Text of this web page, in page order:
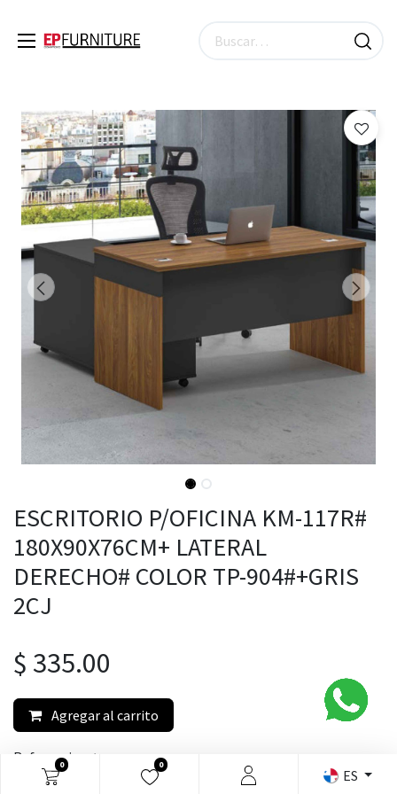
0 0
ES
ESCRITORIO P/OFICINA KM-117R#
180X90X76CM+ LATERAL
DERECHO# COLOR TP-904#+GRIS
2CJ
$ 335.00
Agregar al carrito
Referencia: N/A
Categoria: Escritorio Ejecutivo